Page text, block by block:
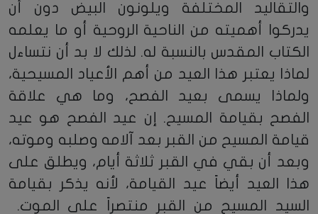
والتقاليد المختلفة ويلونون البيض دون أن
يدركوا أهميته من الناحية الروحية أو ما يعلمه
الكتاب المقدس بالنسبة له. لذلك لا بد أن نتساءل
لماذا يعتبر هذا العيد من أهم الأعياد المسيحية،
ولماذا يسمى بعيد الفصح، وما هي علاقة
الفصح بقيامة المسيح. إن عيد الفصح هو عيد
قيامة المسيح من القبر بعد آلامه وصلبه وموته،
وبعد أن بقي في القبر ثلاثة أيام، ويطلق على
هذا العيد أيضاً عيد القيامة، لأنه يذكر بقيامة
السيد المسيح من القبر منتصراً على الموت.